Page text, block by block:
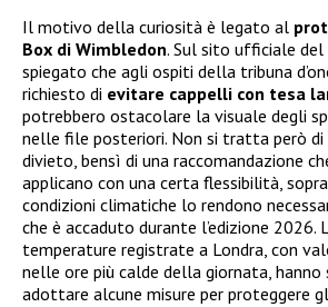
Il motivo della curiosità è legato al
Box di Wimbledon. Sul sito ufficiale
spiegato che agli ospiti della tribuna
richiesto di evitare cappelli con tesa
potrebbero ostacolare la visuale degli
nelle file posteriori. Non si tratta però di
divieto, bensì di una raccomandazione
applicano con una certa flessibilità,
condizioni climatiche lo rendono
che è accaduto durante l’edizione 2026.
temperature registrate a Londra, con
nelle ore più calde della giornata,
adottare alcune misure per proteggere